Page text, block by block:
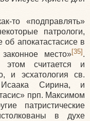
то «подправлять»
патрологи,
об апокатастасисе в
место»[35] .
считается и
и эсхатология св.
Сирина, и
прп. Максимом
патристические
в духе